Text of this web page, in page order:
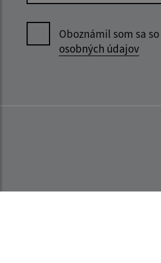
Oboznámil som sa so
osobných údajov